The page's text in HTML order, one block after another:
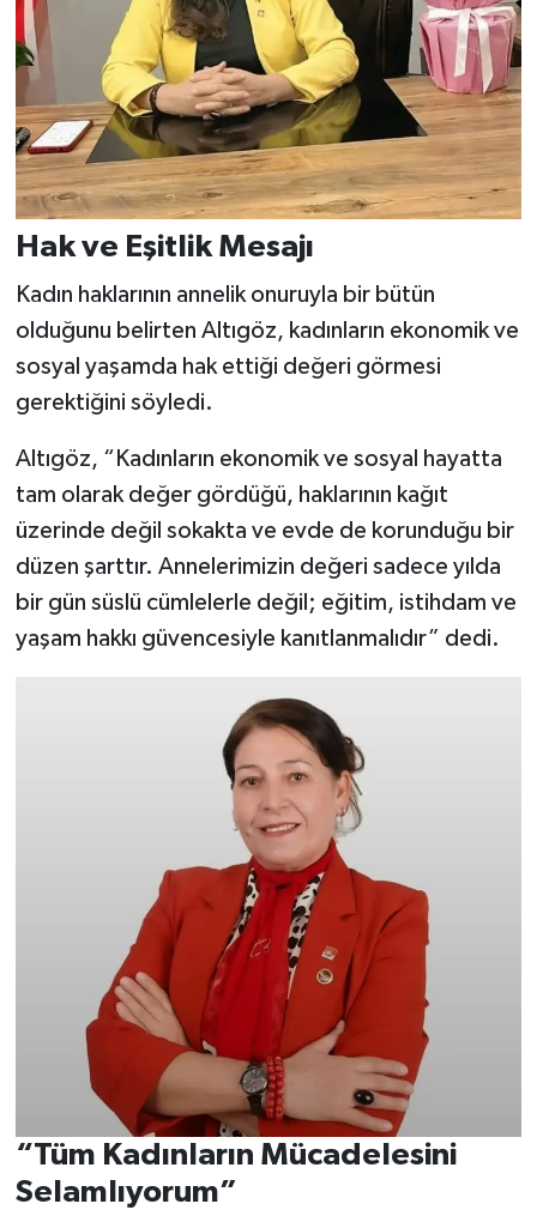
Hak ve Eşitlik Mesajı
Kadın haklarının annelik onuruyla bir bütün
olduğunu belirten Altıgöz, kadınların ekonomik ve
sosyal yaşamda hak ettiği değeri görmesi
gerektiğini söyledi.
Altıgöz, “Kadınların ekonomik ve sosyal hayatta
tam olarak değer gördüğü, haklarının kağıt
üzerinde değil sokakta ve evde de korunduğu bir
düzen şarttır. Annelerimizin değeri sadece yılda
bir gün süslü cümlelerle değil; eğitim, istihdam ve
yaşam hakkı güvencesiyle kanıtlanmalıdır” dedi.
“Tüm Kadınların Mücadelesini
Selamlıyorum”